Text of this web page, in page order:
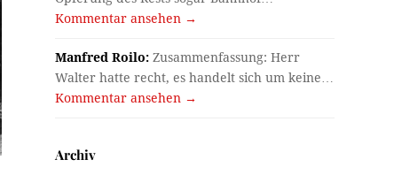
Kommentar ansehen →
Manfred Roilo: Zusammenfassung: Herr
Walter hatte recht, es handelt sich um keine…
Kommentar ansehen →
Archiv